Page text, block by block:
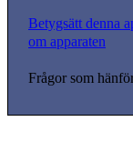
Betygsätt denna
om apparaten
Frågor som